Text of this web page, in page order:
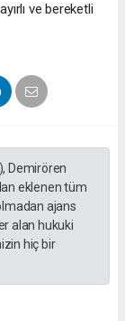
ve bereketli
Demirören
eklenen tüm
ajans
alan hukuki
hiç bir